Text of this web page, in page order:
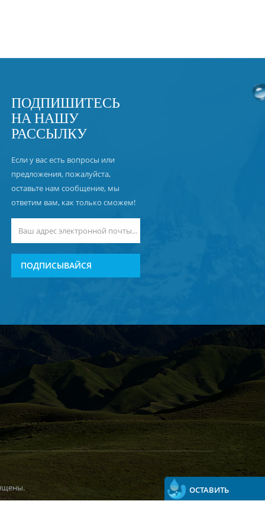
ПОДПИШИТЕСЬ
НА НАШУ
РАССЫЛКУ
Если у вас есть вопросы или
предложения, пожалуйста,
оставьте нам сообщение, мы
ответим вам, как только сможем!
ПОДПИСЫВАЙСЯ
ОСТАВИТЬ